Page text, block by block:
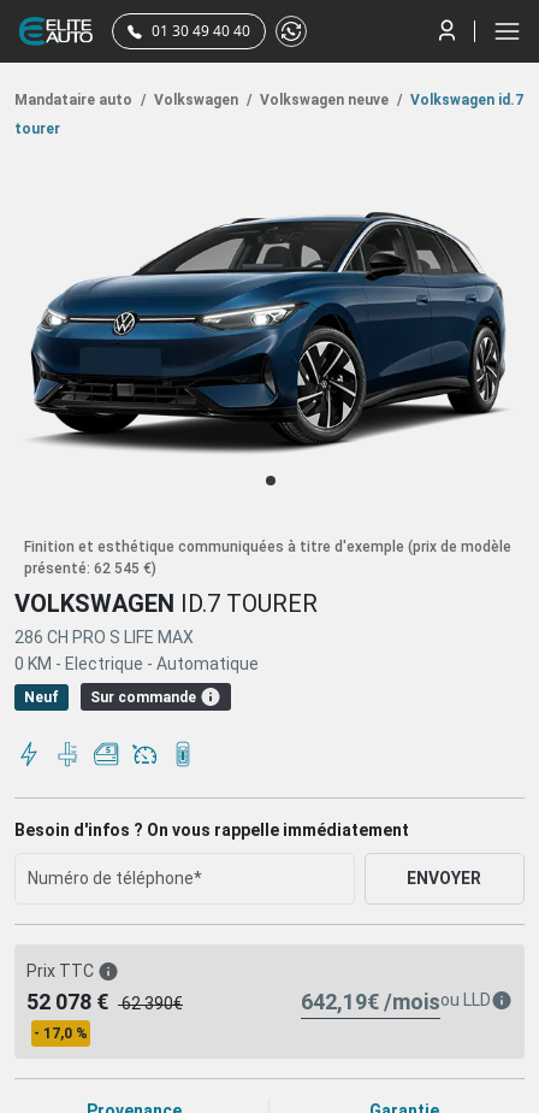
01 30 49 40 40
Mandataire auto / Volkswagen / Volkswagen neuve / Volkswagen id.7
tourer
Finition et esthétique communiquées à titre d'exemple (prix de modèle
présenté: 62 545 €)
VOLKSWAGEN ID.7 TOURER
286 CH PRO S LIFE MAX
0 KM - Electrique - Automatique
Neuf Sur commande
Besoin d'infos ? On vous rappelle immédiatement
ENVOYER
Prix TTC
52 078 € 62 390€
- 17,0 %
ou LLD
642,19€ /mois